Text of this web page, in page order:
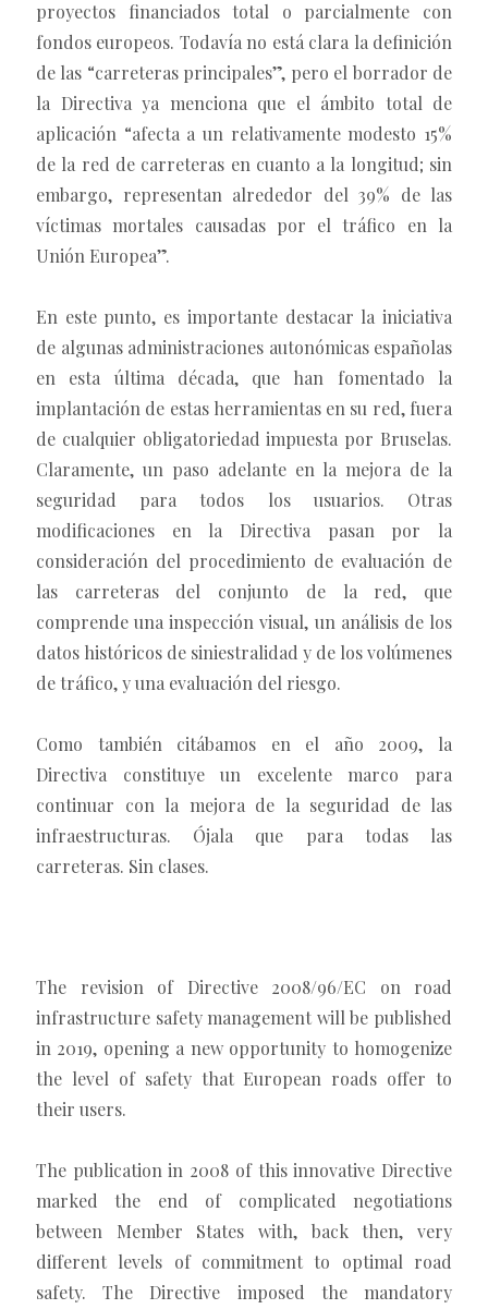
proyectos financiados total o parcialmente con
fondos europeos. Todavía no está clara la definición
de las “carreteras principales”, pero el borrador de
la Directiva ya menciona que el ámbito total de
aplicación “afecta a un relativamente modesto 15%
de la red de carreteras en cuanto a la longitud; sin
embargo, representan alrededor del 39% de las
víctimas mortales causadas por el tráfico en la
Unión Europea”.
En este punto, es importante destacar la iniciativa
de algunas administraciones autonómicas españolas
en esta última década, que han fomentado la
implantación de estas herramientas en su red, fuera
de cualquier obligatoriedad impuesta por Bruselas.
Claramente, un paso adelante en la mejora de la
seguridad para todos los usuarios. Otras
modificaciones en la Directiva pasan por la
consideración del procedimiento de evaluación de
las carreteras del conjunto de la red, que
comprende una inspección visual, un análisis de los
datos históricos de siniestralidad y de los volúmenes
de tráfico, y una evaluación del riesgo.
Como también citábamos en el año 2009, la
Directiva constituye un excelente marco para
continuar con la mejora de la seguridad de las
infraestructuras. Ójala que para todas las
carreteras. Sin clases.
The revision of Directive 2008/96/EC on road
infrastructure safety management will be published
in 2019, opening a new opportunity to homogenize
the level of safety that European roads offer to
their users.
The publication in 2008 of this innovative Directive
marked the end of complicated negotiations
between Member States with, back then, very
different levels of commitment to optimal road
safety. The Directive imposed the mandatory